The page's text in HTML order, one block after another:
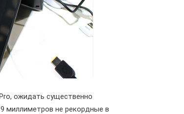
ожидать существенно
миллиметров не рекордные в